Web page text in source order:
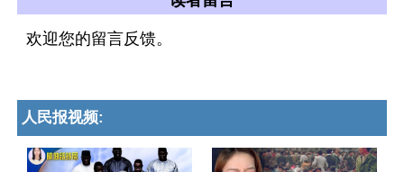
欢迎您的留言反馈。
人民报视频: